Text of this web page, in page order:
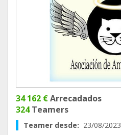
34 162 €Arrecadados
324Teamers
Teamer desde: 23/08/2023